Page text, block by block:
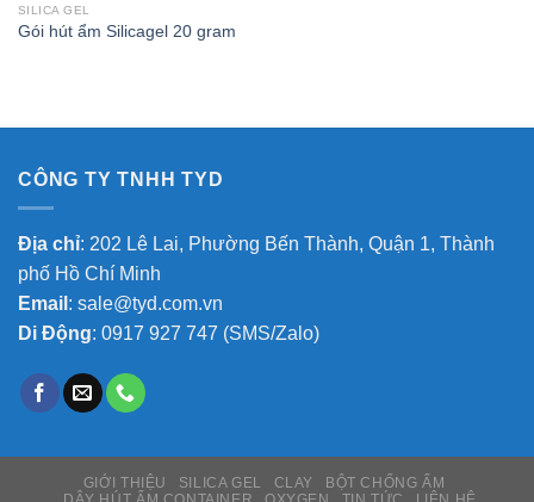
SILICA GEL
Gói hút ẩm Silicagel 20 gram
CÔNG TY TNHH TYD
Địa chỉ: 202 Lê Lai, Phường Bến Thành, Quận 1, Thành
phố Hồ Chí Minh
Email : sale@tyd.com.vn
Di Động: 0917 927 747 (SMS/Zalo)
GIỚI THIỆU SILICA GEL CLAY
BỘT CHỐNG ẨM